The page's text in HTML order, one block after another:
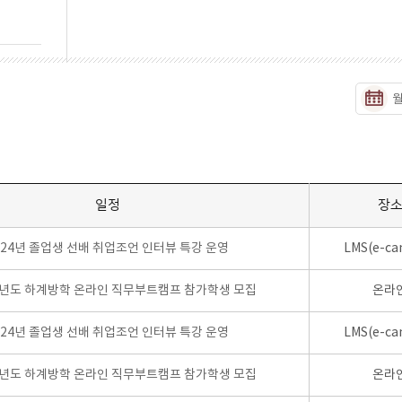
일정 장소
년 졸업생 선배 취업조언 인터뷰 특강 운영 LMS(e-
도 하계방학 온라인 직무부트캠프 참가학생 모집 온라
년 졸업생 선배 취업조언 인터뷰 특강 운영 LMS(e-
도 하계방학 온라인 직무부트캠프 참가학생 모집 온라